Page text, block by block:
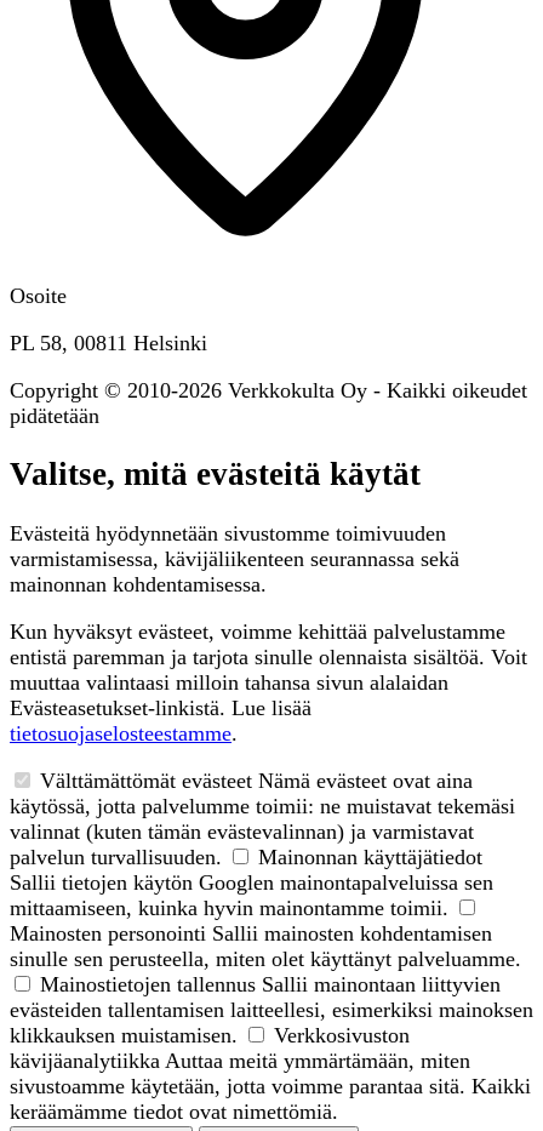
Osoite
PL 58, 00811 Helsinki
Copyright © 2010-2026 Verkkokulta Oy - Kaikki oikeudet
pidätetään
Valitse, mitä evästeitä käytät
Evästeitä hyödynnetään sivustomme toimivuuden
varmistamisessa, kävijäliikenteen seurannassa sekä
mainonnan kohdentamisessa.
Kun hyväksyt evästeet, voimme kehittää palvelustamme
entistä paremman ja tarjota sinulle olennaista sisältöä. Voit
muuttaa valintaasi milloin tahansa sivun alalaidan
Evästeasetukset-linkistä. Lue lisää
tietosuojaselosteestamme.
Välttämättömät evästeet Nämä evästeet ovat aina
käytössä, jotta palvelumme toimii: ne muistavat tekemäsi
valinnat (kuten tämän evästevalinnan) ja varmistavat
palvelun turvallisuuden.
Mainonnan käyttäjätiedot
Sallii tietojen käytön Googlen mainontapalveluissa sen
mittaamiseen, kuinka hyvin mainontamme toimii.
Mainosten personointi Sallii mainosten kohdentamisen
sinulle sen perusteella, miten olet käyttänyt palveluamme.
Mainostietojen tallennus Sallii mainontaan liittyvien
evästeiden tallentamisen laitteellesi, esimerkiksi mainoksen
klikkauksen muistamisen.
Verkkosivuston
kävijäanalytiikka Auttaa meitä ymmärtämään, miten
sivustoamme käytetään, jotta voimme parantaa sitä. Kaikki
keräämämme tiedot ovat nimettömiä.